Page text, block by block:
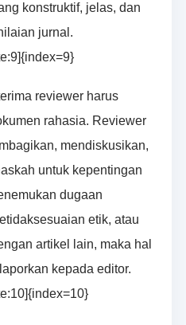
konstruktif, jelas, dan
jurnal.
reviewer harus
rahasia. Reviewer
mendiskusikan,
untuk kepentingan
dugaan
etik, atau
artikel lain, maka hal
kepada editor.